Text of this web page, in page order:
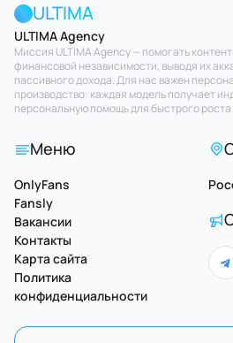
ULTIMA
ULTIMA Agency
Миссия ULTIMA Agency — помогать
финансовой независимости, выводя их
пассивного дохода. Для нас важен
производство: каждая модель получает
персональную помощь для быстрого
Меню
OnlyFans
Fansly
Вакансии
Контакты
Карта сайта
Политика
конфиденциальности